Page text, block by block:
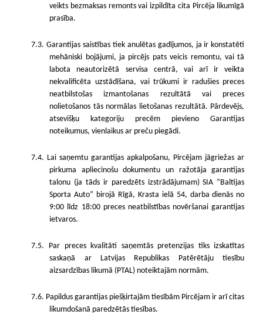
veikts bezmaksas remonts vai izpildīta cita Pircēja likumīgā
prasība.
7.3. Garantijas saistības tiek anulētas gadījumos, ja ir konstatēti
mehāniski bojājumi, ja pircējs pats veicis remontu, vai tā
labota neautorizētā servisa centrā, vai arī ir veikta
nekvalificēta uzstādīšana, vai trūkumi ir radušies preces
neatbilstošas izmantošanas rezultātā vai preces
nolietošanos tās normālas lietošanas rezultātā. Pārdevējs,
atsevišķu kategoriju precēm pievieno Garantijas
noteikumus, vienlaikus ar preču piegādi.
7.4. Lai saņemtu garantijas apkalpošanu, Pircējam jāgriežas ar
pirkuma apliecinošu dokumentu un ražotāja garantijas
talonu (ja tāds ir paredzēts izstrādājumam) SIA “Baltijas
Sporta Auto” birojā Rīgā, Krasta ielā 54, darba dienās no
9:00 līdz 18:00 preces neatbilstības novēršanai garantijas
ietvaros.
7.5. Par preces kvalitāti saņemtās pretenzijas tiks izskatītas
saskaņā ar Latvijas Republikas Patērētāju tiesību
aizsardzības likumā (PTAL) noteiktajām normām.
7.6. Papildus garantijas piešķirtajām tiesībām Pircējam ir arī citas
likumdošanā paredzētās tiesības.